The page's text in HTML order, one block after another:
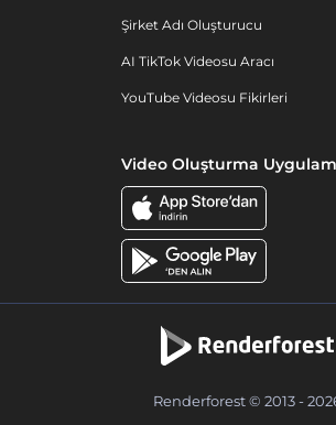
Şirket Adı Oluşturucu
AI TikTok Videosu Aracı
YouTube Videosu Fikirleri
Video Oluşturma
Renderforest © 2013 -